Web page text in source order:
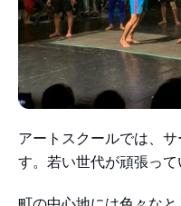
アートスクールでは、
す。若い世代が頑張って